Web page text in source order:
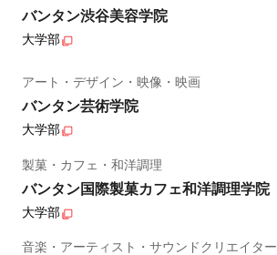
バンタン渋谷美容学院
大学部
アート・デザイン・映像・映画
バンタン芸術学院
大学部
製菓・カフェ・和洋調理
バンタン国際製菓カフェ和洋調理学院
大学部
音楽・アーティスト・サウンドクリエイター